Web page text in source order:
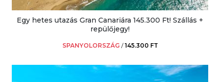
Egy hetes utazás Gran Canariára 145.300 Ft! Szállás +
repülőjegy!
SPANYOLORSZÁG /145.300 FT